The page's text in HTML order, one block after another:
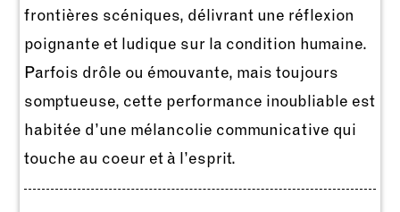
frontières scéniques, délivrant une réflexion
poignante et ludique sur la condition humaine.
Parfois drôle ou émouvante, mais toujours
somptueuse, cette performance inoubliable est
habitée d’une mélancolie communicative qui
touche au coeur et à l’esprit.